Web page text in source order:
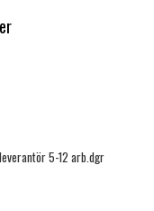
5-12 arb.dgr